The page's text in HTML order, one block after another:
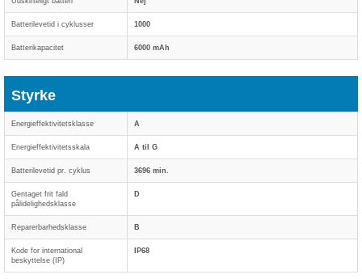
Batterilevetid i cyklusser 1000
Batterikapacitet 6000 mAh
Styrke
Energieffektivitetsklasse A
Energieffektivitetsskala A til G
Batterilevetid pr. cyklus 3696 min.
Gentaget frit fald
pålidelighedsklasse
D
Reparerbarhedsklasse B
Kode for international
beskyttelse (IP)
IP68